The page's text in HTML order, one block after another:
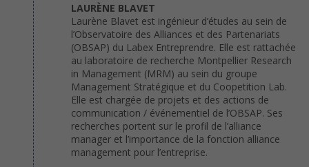
LAURÈNE BLAVET
Laurène Blavet est ingénieur d’études au sein de
l’Observatoire des Alliances et des Partenariats
(OBSAP) du Labex Entreprendre. Elle est rattachée
au laboratoire de recherche Montpellier Research
in Management (MRM) au sein du groupe
Management Stratégique et du Coopetition Lab.
Elle est chargée de projets et des actions de
communication / événementiel de l’OBSAP. Ses
recherches portent sur le profil de l’alliance
manager et l’importance de la fonction alliance
management pour l’entreprise.